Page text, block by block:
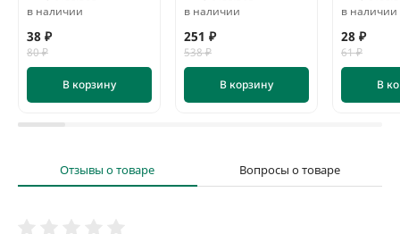
в наличии
38 ₽
80 ₽
В корзину
в наличии
251 ₽
538 ₽
В корзину
в наличии
28 ₽
61 ₽
В
Отзывы о товаре Вопросы о товаре